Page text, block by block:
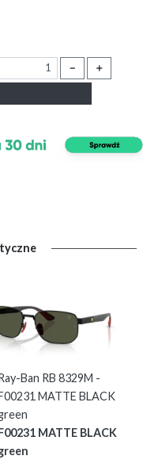
－ ＋
Ban RB 8329M -
MATTE BLACK
MATTE BLACK